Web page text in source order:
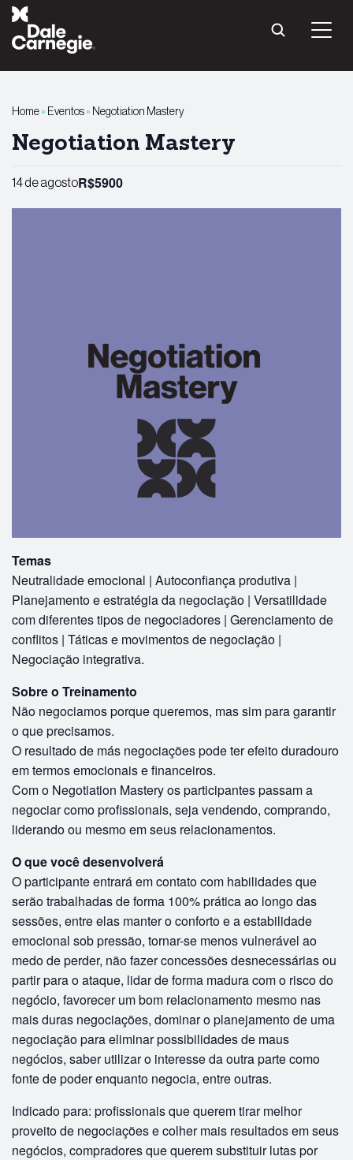
Pular
conteúdo
Home» Eventos» Negotiation Mastery
Negotiation Mastery
14 de agostoR$5900
Temas
Neutralidade emocional | Autoconfiança produtiva |
Planejamento e estratégia da negociação | Versatilidade
com diferentes tipos de negociadores | Gerenciamento de
conflitos | Táticas e movimentos de negociação |
Negociação integrativa.
Sobre o Treinamento
Não negociamos porque queremos, mas sim para garantir
o que precisamos.
O resultado de más negociações pode ter efeito duradouro
em termos emocionais e financeiros.
Com o Negotiation Mastery os participantes passam a
negociar como profissionais, seja vendendo, comprando,
liderando ou mesmo em seus relacionamentos.
O que você desenvolverá
O participante entrará em contato com habilidades que
serão trabalhadas de forma 100% prática ao longo das
sessões, entre elas manter o conforto e a estabilidade
emocional sob pressão, tornar-se menos vulnerável ao
medo de perder, não fazer concessões desnecessárias ou
partir para o ataque, lidar de forma madura com o risco do
negócio, favorecer um bom relacionamento mesmo nas
mais duras negociações, dominar o planejamento de uma
negociação para eliminar possibilidades de maus
negócios, saber utilizar o interesse da outra parte como
fonte de poder enquanto negocia, entre outras.
Indicado para: profissionais que querem tirar melhor
proveito de negociações e colher mais resultados em seus
negócios, compradores que querem substituir lutas por